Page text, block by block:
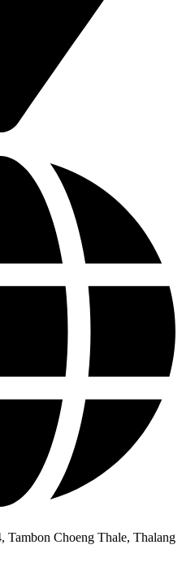
Tambon Choeng Thale, Thalang